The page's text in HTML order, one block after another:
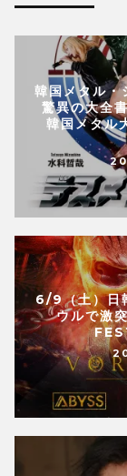
韓国メタル・
驚異の大全
韓国メタル
6/9（土）日
ウルで激